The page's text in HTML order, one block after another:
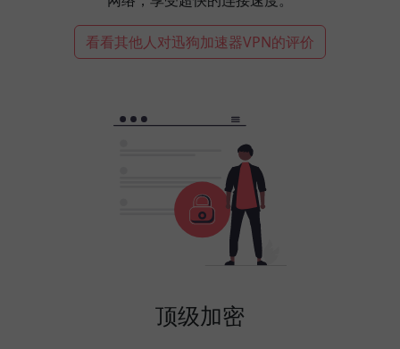
看看其他人对迅狗加速器VPN的评价
顶级加密